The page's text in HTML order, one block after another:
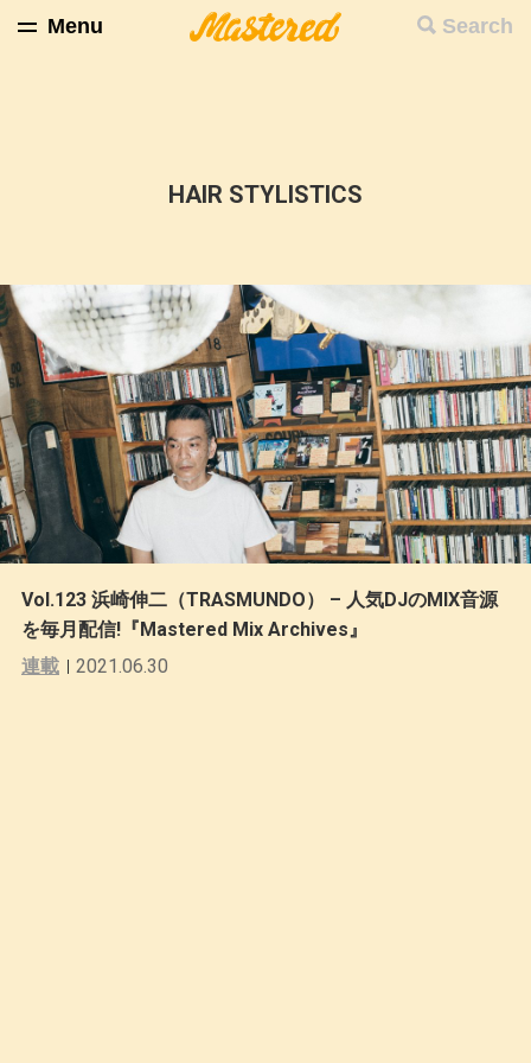
Search
Menu
HAIR STYLISTICS
Vol.123 浜崎伸二（TRASMUNDO） – 人気DJのMIX音源
を毎月配信!『Mastered Mix Archives』
連載
2021.06.30